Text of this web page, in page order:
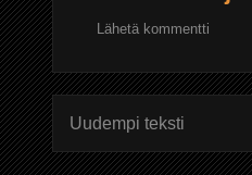
Lähetä kommentti
Uudempi teksti